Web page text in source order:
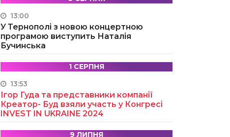
13:00
У Тернополі з новою концертною
програмою виступить Наталія
Бучинська
1 СЕРПНЯ
13:53
Ігор Гуда та представники компанії
Креатор- Буд взяли участь у Конгресі
INVEST IN UKRAINE 2024
9 ЛИПНЯ